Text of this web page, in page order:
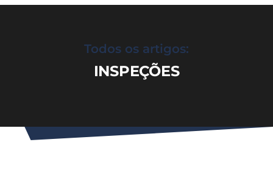
Todos os artigos:
INSPEÇÕES